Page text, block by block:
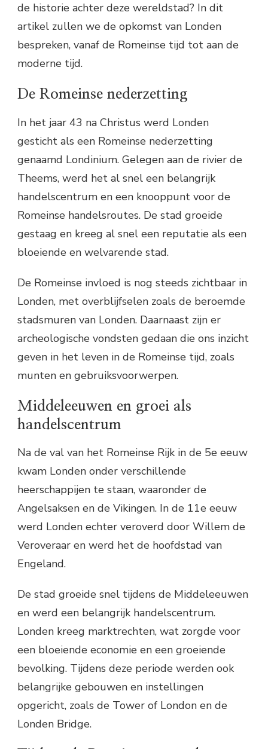
de historie achter deze wereldstad? In dit
artikel zullen we de opkomst van Londen
bespreken, vanaf de Romeinse tijd tot aan de
moderne tijd.
De Romeinse nederzetting
In het jaar 43 na Christus werd Londen
gesticht als een Romeinse nederzetting
genaamd Londinium. Gelegen aan de rivier de
Theems, werd het al snel een belangrijk
handelscentrum en een knooppunt voor de
Romeinse handelsroutes. De stad groeide
gestaag en kreeg al snel een reputatie als een
bloeiende en welvarende stad.
De Romeinse invloed is nog steeds zichtbaar in
Londen, met overblijfselen zoals de beroemde
stadsmuren van Londen. Daarnaast zijn er
archeologische vondsten gedaan die ons inzicht
geven in het leven in de Romeinse tijd, zoals
munten en gebruiksvoorwerpen.
Middeleeuwen en groei als
handelscentrum
Na de val van het Romeinse Rijk in de 5e eeuw
kwam Londen onder verschillende
heerschappijen te staan, waaronder de
Angelsaksen en de Vikingen. In de 11e eeuw
werd Londen echter veroverd door Willem de
Veroveraar en werd het de hoofdstad van
Engeland.
De stad groeide snel tijdens de Middeleeuwen
en werd een belangrijk handelscentrum.
Londen kreeg marktrechten, wat zorgde voor
een bloeiende economie en een groeiende
bevolking. Tijdens deze periode werden ook
belangrijke gebouwen en instellingen
opgericht, zoals de Tower of London en de
Londen Bridge.